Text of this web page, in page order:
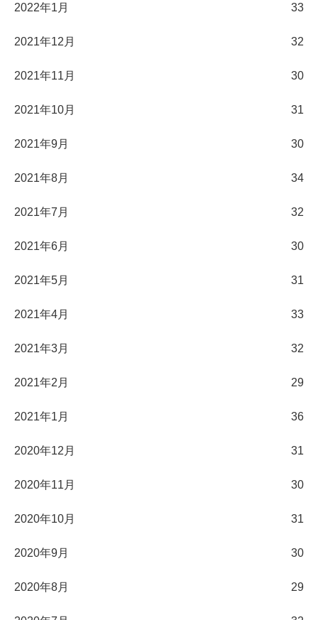
2022年1月 33
2021年12月 32
2021年11月 30
2021年10月 31
2021年9月 30
2021年8月 34
2021年7月 32
2021年6月 30
2021年5月 31
2021年4月 33
2021年3月 32
2021年2月 29
2021年1月 36
2020年12月 31
2020年11月 30
2020年10月 31
2020年9月 30
2020年8月 29